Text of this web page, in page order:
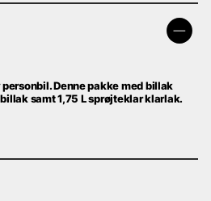
Denne pakke med billak
samt 1,75 L sprøjteklar klarlak.